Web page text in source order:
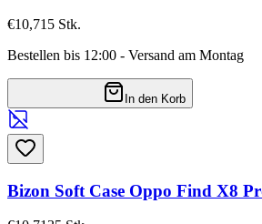
€10,71 5 Stk.
Bestellen bis 12:00 - Versand am Montag
In den Korb
Bizon Soft Case Oppo Find X8